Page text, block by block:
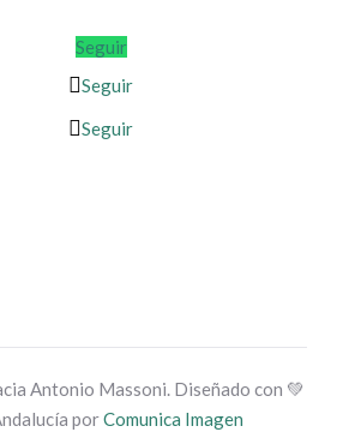
Seguir
Seguir
Seguir
Antonio Massoni. Diseñado con 💚
porComunica Imagen